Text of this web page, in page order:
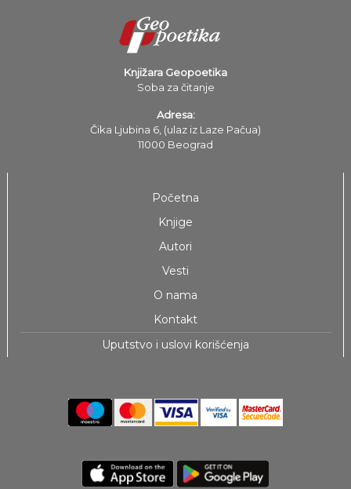
Knjižara Geopoetika
Soba za čitanje
Adresa:
Čika Ljubina 6, (ulaz iz Laze Pačua)
11000 Beograd
Početna
Knjige
Autori
Vesti
O nama
Kontakt
Uputstvo i uslovi korišćenja